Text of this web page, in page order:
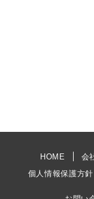
HOME 会
個人情報保護方針